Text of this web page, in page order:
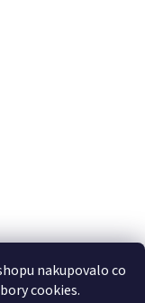
nakupovalo co
cookies.